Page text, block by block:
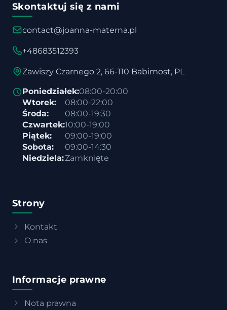
Skontaktuj się z nami
contact@joanna-materna.pl
+48683512393
Zawiszy Czarnego 2, 66-110 Babimost, PL
Poniedziałek:08:00-20:00
Wtorek:
08:00-22:00
Środa:
08:00-19:30
Czwartek:10:00-19:00
Piątek:
09:00-19:00
Sobota:
09:00-14:30
Niedziela:Zamknięte
Strony
Kontakt
O nas
Informacje prawne
Nota prawna